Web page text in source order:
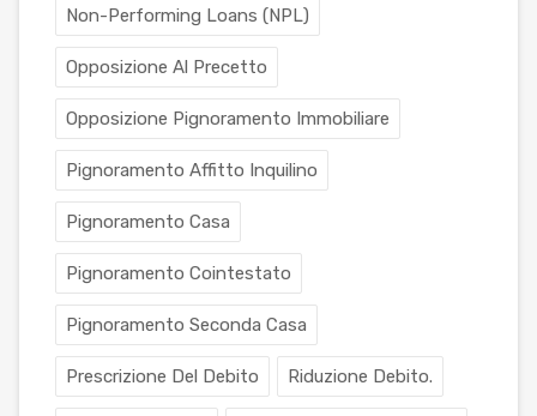
Non-Performing Loans (NPL)
Opposizione Al Precetto
Opposizione Pignoramento Immobiliare
Pignoramento Affitto Inquilino
Pignoramento Casa
Pignoramento Cointestato
Pignoramento Seconda Casa
Prescrizione Del Debito Riduzione Debito.